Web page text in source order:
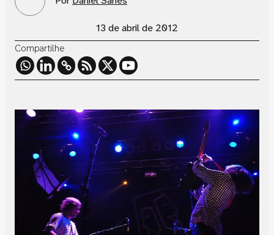
13 de abril de 2012
Compartilhe